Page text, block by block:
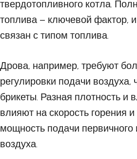
твердотопливного котла.
топлива – ключевой фактор,
связан с типом топлива.
Дрова, например, требуют
регулировки подачи воздуха,
брикеты. Разная плотность и
влияют на скорость горения
мощность подачи первичного
воздуха.